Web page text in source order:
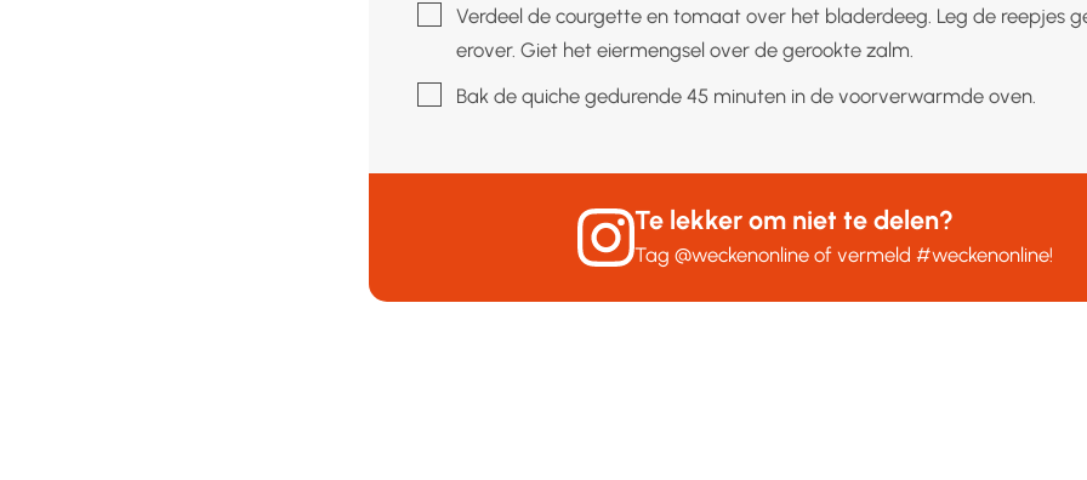
▢Verdeel de courgette en tomaat over het bladerdeeg. Leg de reepjes
erover. Giet het eiermengsel over de gerookte zalm.
▢Bak de quiche gedurende 45 minuten in de voorverwarmde oven.
Te lekker om niet te delen?
Tag@weckenonline of vermeld#weckenonline!